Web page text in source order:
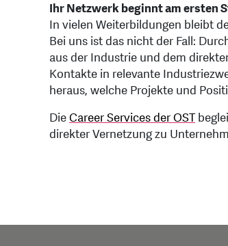
Ihr Netzwerk beginnt am ersten
In vielen Weiterbildungen bleibt
Bei uns ist das nicht der Fall:
aus der Industrie und dem
Kontakte in relevante
heraus, welche Projekte und
DieCareer Services der OST
direkter Vernetzung zu